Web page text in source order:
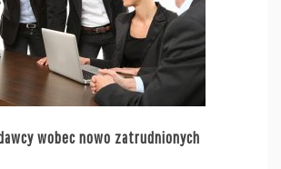
wobec nowo zatrudnionych